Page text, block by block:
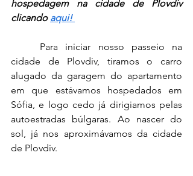
hospedagem na cidade de Plovdiv
clicando aqui!
cidade de Plovdiv, tiramos o carro
alugado da garagem do apartamento
em que estávamos hospedados em
Sófia, e logo cedo já dirigiamos pelas
autoestradas búlgaras. Ao nascer do
sol, já nos aproximávamos da cidade
de Plovdiv.